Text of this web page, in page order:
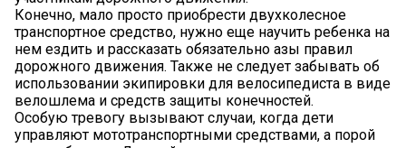
Конечно, мало просто приобрести двухколесное
транспортное средство, нужно еще научить ребенка на
нем ездить и рассказать обязательно азы правил
дорожного движения. Также не следует забывать об
использовании экипировки для велосипедиста в виде
велошлема и средств защиты конечностей.
Особую тревогу вызывают случаи, когда дети
управляют мототранспортными средствами, а порой